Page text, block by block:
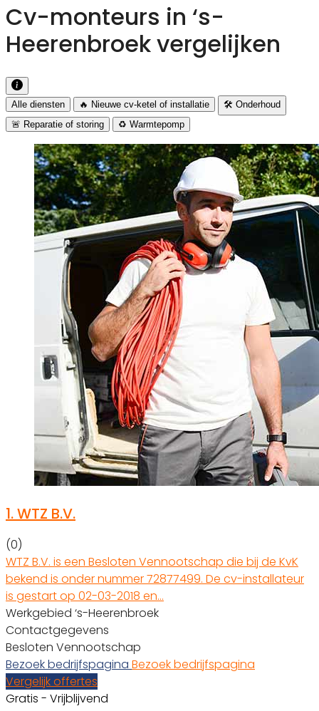
Cv-monteurs in ‘s-
Heerenbroek vergelijken
Alle diensten 🔥 Nieuwe cv-ketel of installatie
🛠️ Onderhoud
🚨 Reparatie of storing
♻️ Warmtepomp
1.WTZ B.V.
(0)
WTZ B.V. is een Besloten Vennootschap die bij de KvK
bekend is onder nummer 72877499. De cv-installateur
is gestart op 02-03-2018 en…
Werkgebied ‘s-Heerenbroek
Contactgegevens
Besloten Vennootschap
Bezoek bedrijfspagina Bezoek bedrijfspagina
Vergelijk offertes
Gratis - Vrijblijvend